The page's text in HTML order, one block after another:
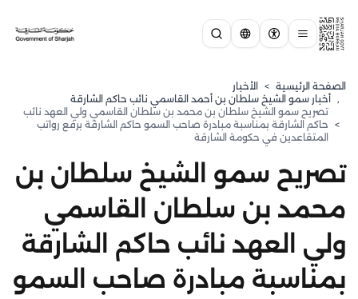
الصفحة الرئيسية > الأخبار
, ⁠أخبار سمو الشيخ سلطان بن أحمد القاسمي نائب حاكم الشارقة
>
تصريح سمو الشيخ سلطان بن محمد بن سلطان القاسمي ولي العهد نائب
حاكم الشارقة بمناسبة مبادرة صاحب السمو حاكم الشارقة برفع رواتب
المتقاعدين في حكومة الشارقة
تصريح سمو الشيخ سلطان بن
محمد بن سلطان القاسمي
ولي العهد نائب حاكم الشارقة
بمناسبة مبادرة صاحب السمو